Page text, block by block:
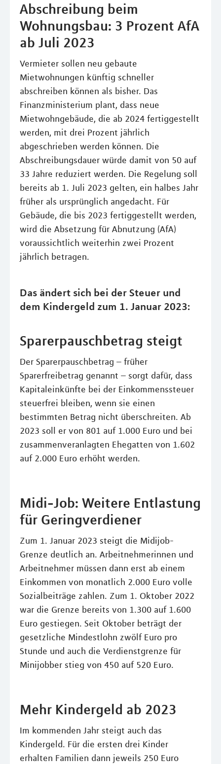
Abschreibung beim
Wohnungsbau: 3 Prozent AfA
ab Juli 2023
Vermieter sollen neu gebaute
Mietwohnungen künftig schneller
abschreiben können als bisher. Das
Finanzministerium plant, dass neue
Mietwohngebäude, die ab 2024 fertiggestellt
werden, mit drei Prozent jährlich
abgeschrieben werden können. Die
Abschreibungsdauer würde damit von 50 auf
33 Jahre reduziert werden. Die Regelung soll
bereits ab 1. Juli 2023 gelten, ein halbes Jahr
früher als ursprünglich angedacht. Für
Gebäude, die bis 2023 fertiggestellt werden,
wird die Absetzung für Abnutzung (AfA)
voraussichtlich weiterhin zwei Prozent
jährlich betragen.
Das ändert sich bei der Steuer und
dem Kindergeld zum 1. Januar 2023:
Sparerpauschbetrag steigt
Der Sparerpauschbetrag – früher
Sparerfreibetrag genannt – sorgt dafür, dass
Kapitaleinkünfte bei der Einkommenssteuer
steuerfrei bleiben, wenn sie einen
bestimmten Betrag nicht überschreiten. Ab
2023 soll er von 801 auf 1.000 Euro und bei
zusammenveranlagten Ehegatten von 1.602
auf 2.000 Euro erhöht werden.
Midi-Job: Weitere Entlastung
für Geringverdiener
Zum 1. Januar 2023 steigt die Midijob-
Grenze deutlich an. Arbeitnehmerinnen und
Arbeitnehmer müssen dann erst ab einem
Einkommen von monatlich 2.000 Euro volle
Sozialbeiträge zahlen. Zum 1. Oktober 2022
war die Grenze bereits von 1.300 auf 1.600
Euro gestiegen. Seit Oktober beträgt der
gesetzliche Mindestlohn zwölf Euro pro
Stunde und auch die Verdienstgrenze für
Minijobber stieg von 450 auf 520 Euro.
Mehr Kindergeld ab 2023
Im kommenden Jahr steigt auch das
Kindergeld. Für die ersten drei Kinder
erhalten Familien dann jeweils 250 Euro